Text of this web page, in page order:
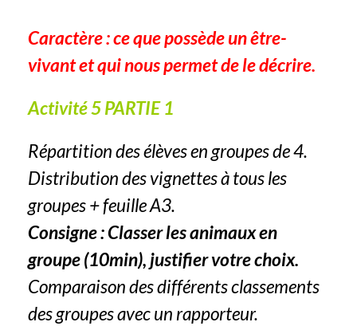
Caractère : ce que possède un être-
vivant et qui nous permet de le décrire.
Activité 5 PARTIE 1
Répartition des élèves en groupes de 4.
Distribution des vignettes à tous les
groupes + feuille A3.
Consigne : Classer les animaux en
groupe (10min), justifier votre choix.
Comparaison des différents classements
des groupes avec un rapporteur.